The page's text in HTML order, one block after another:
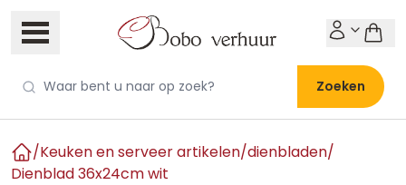
Zoeken
Home
/Keuken en serveer artikelen/dienbladen/
Dienblad 36x24cm wit